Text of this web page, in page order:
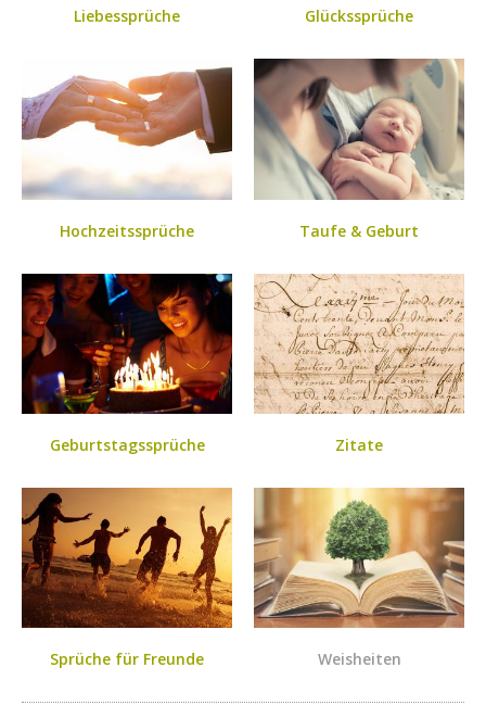
Liebessprüche Glückssprüche
Hochzeitssprüche Taufe & Geburt
Geburtstagssprüche Zitate
Sprüche für Freunde Weisheiten